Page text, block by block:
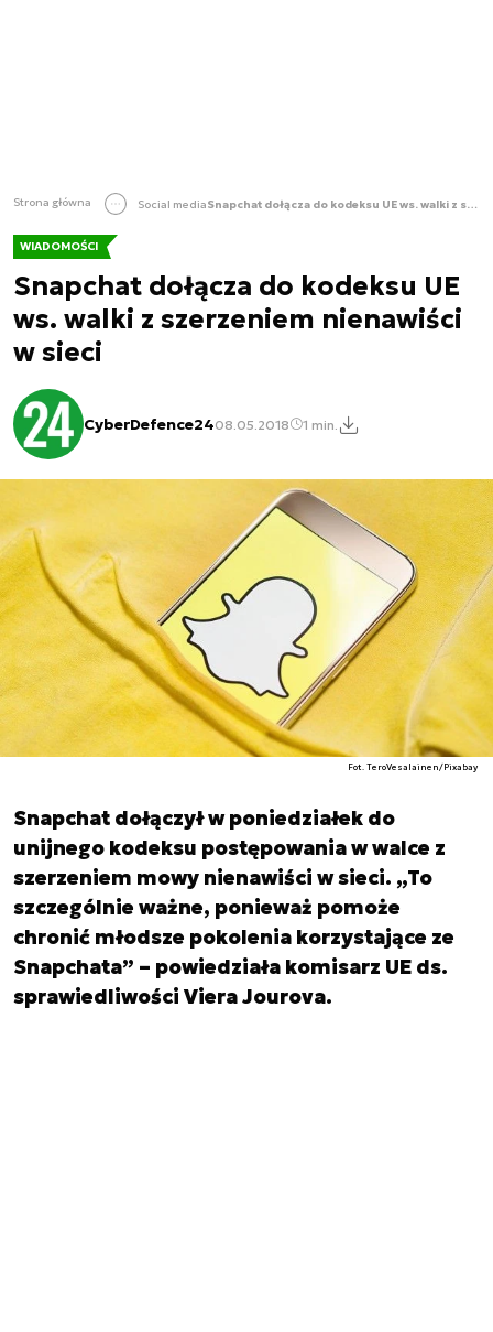
Strona główna Social media Snapchat dołącza do kodeksu UE ws. walki z szerzeniem nienawiści w sieci
WIADOMOŚCI
Snapchat dołącza do kodeksu UE
ws. walki z szerzeniem nienawiści
w sieci
CyberDefence2408.05.2018 1 min.
Fot. TeroVesalainen/Pixabay
Snapchat dołączył w poniedziałek do
unijnego kodeksu postępowania w walce z
szerzeniem mowy nienawiści w sieci. „To
szczególnie ważne, ponieważ pomoże
chronić młodsze pokolenia korzystające ze
Snapchata” – powiedziała komisarz UE ds.
sprawiedliwości Viera Jourova.